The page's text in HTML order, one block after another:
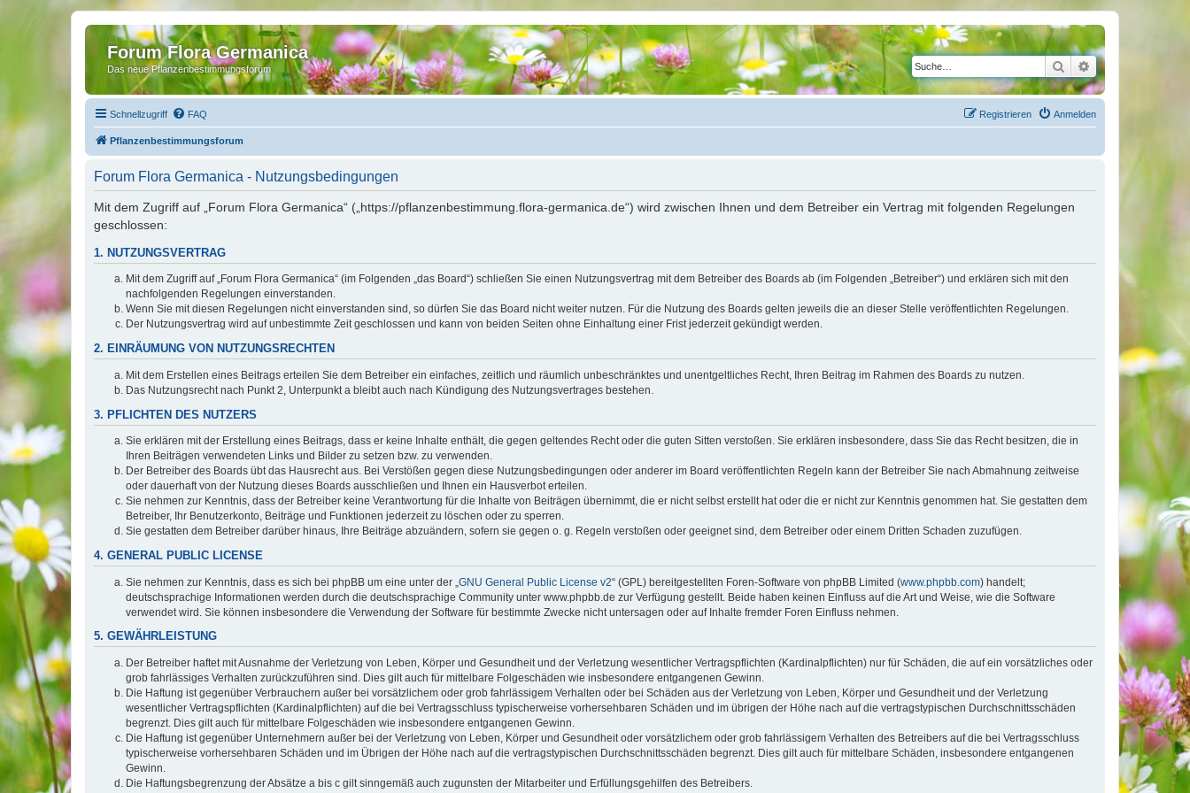
Forum Flora Germanica
Das neue Pflanzenbestimmungsforum SucheErweiterte Suche
Schnellzugriff FAQ Anmelden
Registrieren
Pflanzenbestimmungsforum
Forum Flora Germanica - Nutzungsbedingungen
Mit dem Zugriff auf „Forum Flora Germanica“ („https://pflanzenbestimmung.flora-germanica.de“) wird zwischen Ihnen und dem Betreiber ein Vertrag mit folgenden Regelungen
geschlossen:
1. NUTZUNGSVERTRAG
Mit dem Zugriff auf „Forum Flora Germanica“ (im Folgenden „das Board“) schließen Sie einen Nutzungsvertrag mit dem Betreiber des Boards ab (im Folgenden „Betreiber“) und erklären sich mit den
nachfolgenden Regelungen einverstanden.
Wenn Sie mit diesen Regelungen nicht einverstanden sind, so dürfen Sie das Board nicht weiter nutzen. Für die Nutzung des Boards gelten jeweils die an dieser Stelle veröffentlichten Regelungen.
Der Nutzungsvertrag wird auf unbestimmte Zeit geschlossen und kann von beiden Seiten ohne Einhaltung einer Frist jederzeit gekündigt werden.
2. EINRÄUMUNG VON NUTZUNGSRECHTEN
Mit dem Erstellen eines Beitrags erteilen Sie dem Betreiber ein einfaches, zeitlich und räumlich unbeschränktes und unentgeltliches Recht, Ihren Beitrag im Rahmen des Boards zu nutzen.
Das Nutzungsrecht nach Punkt 2, Unterpunkt a bleibt auch nach Kündigung des Nutzungsvertrages bestehen.
3. PFLICHTEN DES NUTZERS
Sie erklären mit der Erstellung eines Beitrags, dass er keine Inhalte enthält, die gegen geltendes Recht oder die guten Sitten verstoßen. Sie erklären insbesondere, dass Sie das Recht besitzen, die in
Ihren Beiträgen verwendeten Links und Bilder zu setzen bzw. zu verwenden.
Der Betreiber des Boards übt das Hausrecht aus. Bei Verstößen gegen diese Nutzungsbedingungen oder anderer im Board veröffentlichten Regeln kann der Betreiber Sie nach Abmahnung zeitweise
oder dauerhaft von der Nutzung dieses Boards ausschließen und Ihnen ein Hausverbot erteilen.
Sie nehmen zur Kenntnis, dass der Betreiber keine Verantwortung für die Inhalte von Beiträgen übernimmt, die er nicht selbst erstellt hat oder die er nicht zur Kenntnis genommen hat. Sie gestatten dem
Betreiber, Ihr Benutzerkonto, Beiträge und Funktionen jederzeit zu löschen oder zu sperren.
Sie gestatten dem Betreiber darüber hinaus, Ihre Beiträge abzuändern, sofern sie gegen o. g. Regeln verstoßen oder geeignet sind, dem Betreiber oder einem Dritten Schaden zuzufügen.
4. GENERAL PUBLIC LICENSE
Sie nehmen zur Kenntnis, dass es sich bei phpBB um eine unter der „ GNU General Public License v2“ (GPL) bereitgestellten Foren-Software von phpBB Limited (www.phpbb.com) handelt;
deutschsprachige Informationen werden durch die deutschsprachige Community unter www.phpbb.de zur Verfügung gestellt. Beide haben keinen Einfluss auf die Art und Weise, wie die Software
verwendet wird. Sie können insbesondere die Verwendung der Software für bestimmte Zwecke nicht untersagen oder auf Inhalte fremder Foren Einfluss nehmen.
5. GEWÄHRLEISTUNG
Der Betreiber haftet mit Ausnahme der Verletzung von Leben, Körper und Gesundheit und der Verletzung wesentlicher Vertragspflichten (Kardinalpflichten) nur für Schäden, die auf ein vorsätzliches oder
grob fahrlässiges Verhalten zurückzuführen sind. Dies gilt auch für mittelbare Folgeschäden wie insbesondere entgangenen Gewinn.
Die Haftung ist gegenüber Verbrauchern außer bei vorsätzlichem oder grob fahrlässigem Verhalten oder bei Schäden aus der Verletzung von Leben, Körper und Gesundheit und der Verletzung
wesentlicher Vertragspflichten (Kardinalpflichten) auf die bei Vertragsschluss typischerweise vorhersehbaren Schäden und im übrigen der Höhe nach auf die vertragstypischen Durchschnittsschäden
begrenzt. Dies gilt auch für mittelbare Folgeschäden wie insbesondere entgangenen Gewinn.
Die Haftung ist gegenüber Unternehmern außer bei der Verletzung von Leben, Körper und Gesundheit oder vorsätzlichem oder grob fahrlässigem Verhalten des Betreibers auf die bei Vertragsschluss
typischerweise vorhersehbaren Schäden und im Übrigen der Höhe nach auf die vertragstypischen Durchschnittsschäden begrenzt. Dies gilt auch für mittelbare Schäden, insbesondere entgangenen
Gewinn.
Die Haftungsbegrenzung der Absätze a bis c gilt sinngemäß auch zugunsten der Mitarbeiter und Erfüllungsgehilfen des Betreibers.